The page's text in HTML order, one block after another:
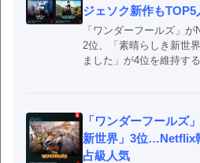
ジェソク新作もTOP5
「ワンダーフールズ」
2位、「素晴らしき新世
ました」が4位を維持す
「ワンダーフールズ
新世界」3位…Netflix
占級人気